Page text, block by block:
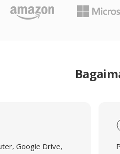
Google Drive,